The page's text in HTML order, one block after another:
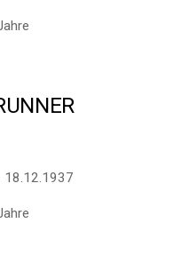
18.12.1937